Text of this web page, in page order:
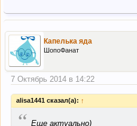
Капелька яда
ШопоФанат
7 Октябрь 2014 в 14:22
alisa1441 сказал(а): ↑
“ Еще актуально)